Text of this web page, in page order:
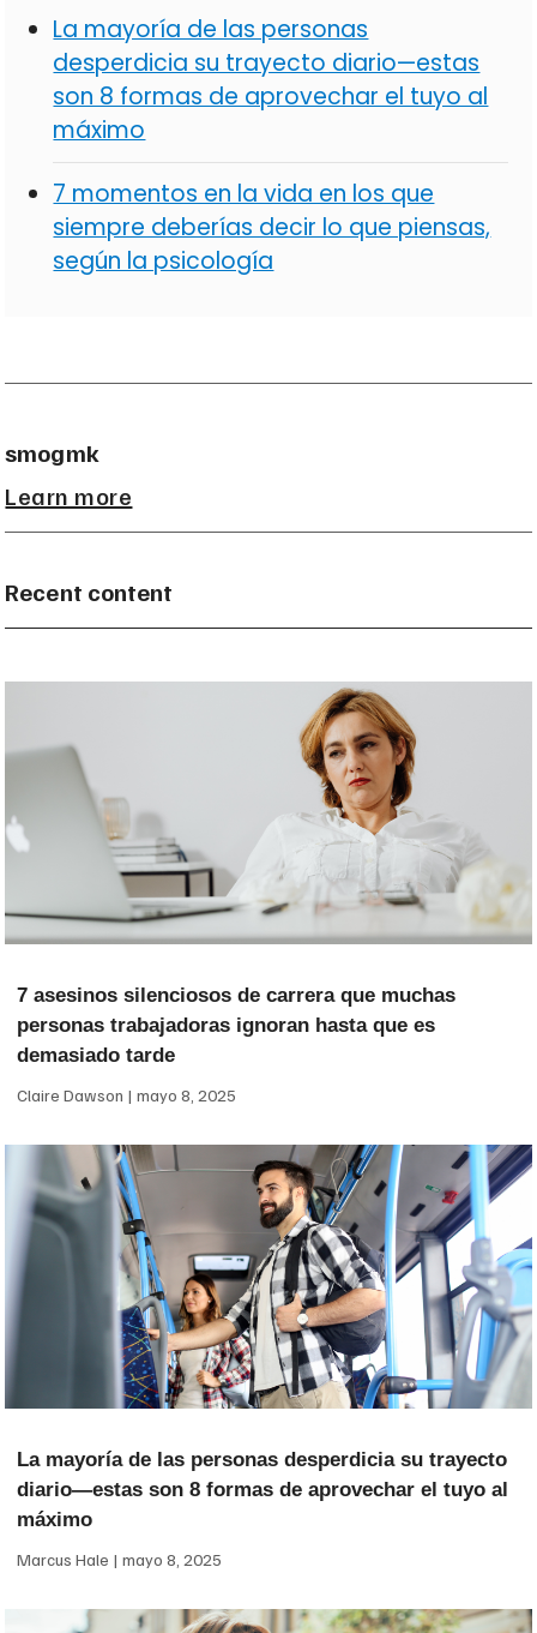
La mayoría de las personas
desperdicia su trayecto diario—estas
son 8 formas de aprovechar el tuyo al
máximo
7 momentos en la vida en los que
siempre deberías decir lo que piensas,
según la psicología
smogmk
Learn more
Recent content
7 asesinos silenciosos de carrera que muchas
personas trabajadoras ignoran hasta que es
demasiado tarde
Claire Dawson mayo 8, 2025
La mayoría de las personas desperdicia su trayecto
diario—estas son 8 formas de aprovechar el tuyo al
máximo
Marcus Hale mayo 8, 2025